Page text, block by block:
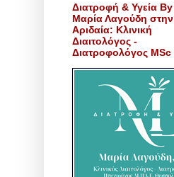
Διατροφή & Υγεία By
Μαρία Λαγούδη στην
Αριδαία: Κλινική
Διαιτολόγος -
Διατροφολόγος MSc